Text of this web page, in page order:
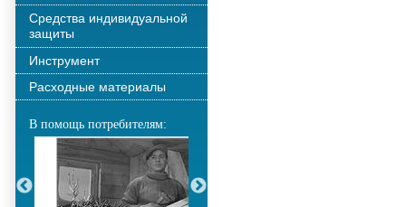
Средства индивидуальной
защиты
Инструмент
Расходные материалы
В помощь потребителям: